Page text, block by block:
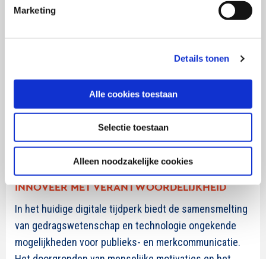
Marketing
Details tonen
Alle cookies toestaan
Selectie toestaan
Alleen noodzakelijke cookies
Nieuwe gewoonte
: Bij aankoop biedt het merk een app
de app een melding: “Je hebt deze maand 60 plastic
flessen bespaard! Ontvang 15% korting op onze
nieuwe eco-vriendelijke rugzak als dank.” Dit verbindt
merkpromotie met positieve gedragsverandering en
klantenbinding.
INNOVEER MET VERANTWOORDELIJKHEID
In het huidige digitale tijdperk biedt de samensmelting
van gedragswetenschap en technologie ongekende
mogelijkheden voor publieks- en merkcommunicatie.